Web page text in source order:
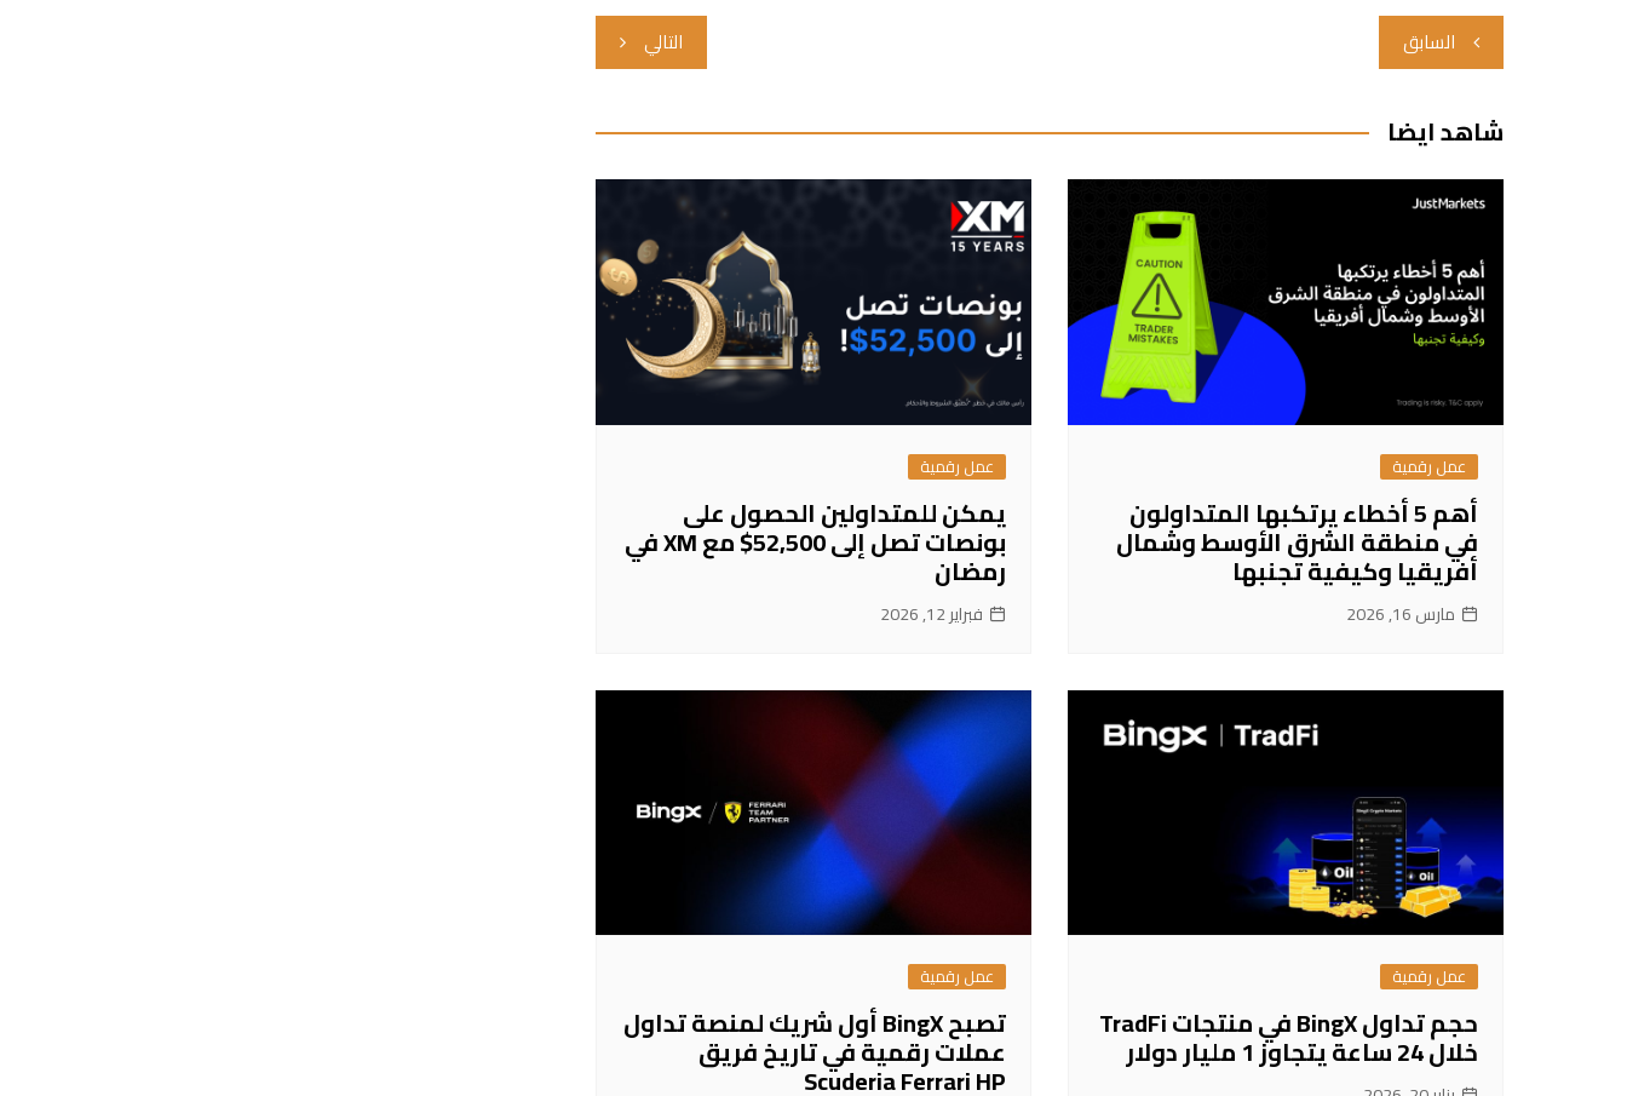
تصفّح
المقالات
السابق التالي
شاهد ايضا
عمل رقمية
أهم 5 أخطاء يرتكبها المتداولون
في منطقة الشرق الأوسط وشمال
أفريقيا وكيفية تجنبها
مارس 16, 2026
عمل رقمية
يمكن للمتداولين الحصول على
بونصات تصل إلى 52,500$ مع XM في
رمضان
فبراير 12, 2026
عمل رقمية
حجم تداول BingX في منتجات TradFi
خلال 24 ساعة يتجاوز 1 مليار دولار
عمل رقمية
تصبح BingX أول شريك لمنصة تداول
عملات رقمية في تاريخ فريق
Scuderia Ferrari HP